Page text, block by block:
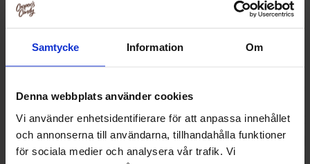
Samtycke Information Om
Denna webbplats använder cookies
Vi använder enhetsidentifierare för att anpassa innehållet
och annonserna till användarna, tillhandahålla funktioner
för sociala medier och analysera vår trafik. Vi
13.90 kr
Køb